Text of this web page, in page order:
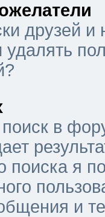
друзей
в
поиска я
и